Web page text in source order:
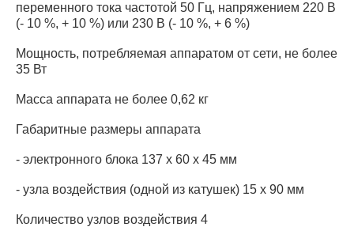
переменного тока частотой 50 Гц, напряжением 220 В
(- 10 %, + 10 %) или 230 В (- 10 %, + 6 %)
Мощность, потребляемая аппаратом от сети, не более
35 Вт
Масса аппарата не более 0,62 кг
Габаритные размеры аппарата
- электронного блока 137 х 60 х 45 мм
- узла воздействия (одной из катушек) 15 х 90 мм
Количество узлов воздействия 4